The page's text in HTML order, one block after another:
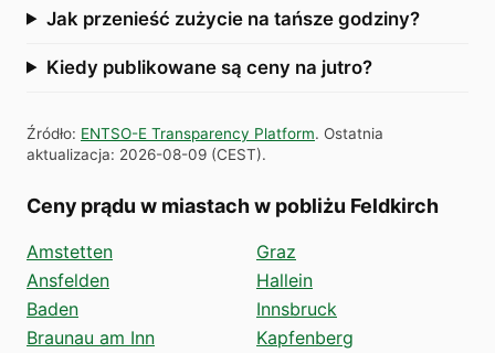
Jak przenieść zużycie na tańsze godziny?
Kiedy publikowane są ceny na jutro?
Źródło: ENTSO-E Transparency Platform. Ostatnia
aktualizacja: 2026-08-09 (CEST).
Ceny prądu w miastach w pobliżu Feldkirch
Amstetten
Ansfelden
Baden
Braunau am Inn
Graz
Hallein
Innsbruck
Kapfenberg